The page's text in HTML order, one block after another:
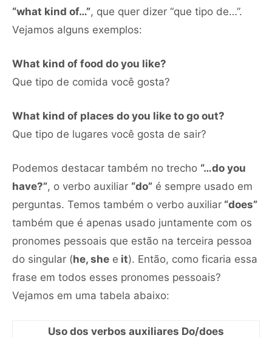
“what kind of…”, que quer dizer “que tipo de…”.
Vejamos alguns exemplos:
What kind of food do you like?
Que tipo de comida você gosta?
What kind of places do you like to go out?
Que tipo de lugares você gosta de sair?
Podemos destacar também no trecho “…do you
have?”, o verbo auxiliar “do” é sempre usado em
perguntas. Temos também o verbo auxiliar “does”
também que é apenas usado juntamente com os
pronomes pessoais que estão na terceira pessoa
do singular (he, she e it). Então, como ficaria essa
frase em todos esses pronomes pessoais?
Vejamos em uma tabela abaixo:
Uso dos verbos auxiliares Do/does